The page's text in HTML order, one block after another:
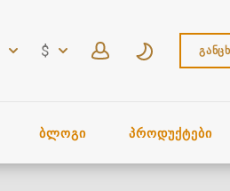
$
ᲑᲚᲝᲒᲘ ᲞᲠᲝᲓᲣᲥᲢᲔᲑᲘ